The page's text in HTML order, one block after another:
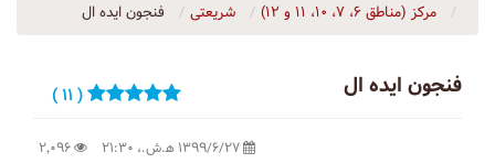
مرکز (مناطق ۶، ۷، ۱۰، ۱۱ و ۱۲)
شریعتی فنجون ایده ال
فنجون ایده ال ( ۱۱ )